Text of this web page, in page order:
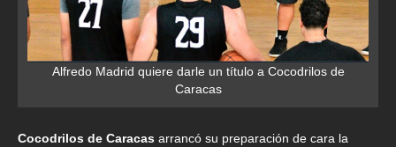
Alfredo Madrid quiere darle un título a Cocodrilos de
Caracas
Cocodrilos de Caracas arrancó su preparación de cara la